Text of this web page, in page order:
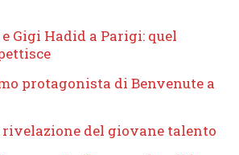
Gigi Hadid a Parigi: quel
protagonista di Benvenute a
del giovane talento